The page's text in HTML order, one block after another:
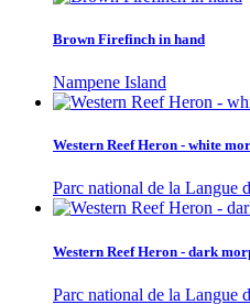
Brown Firefinch in hand
Nampene Island
Western Reef Heron - white
Parc national de la Langue
Western Reef Heron - dark
Parc national de la Langue